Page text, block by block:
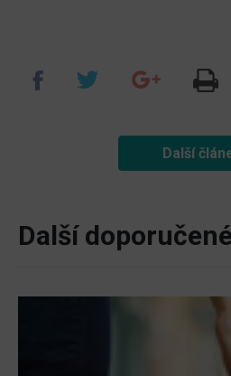
Další
Další